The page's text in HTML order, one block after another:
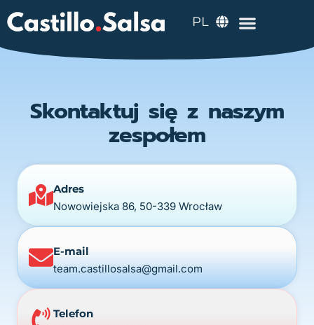
PL
Skontaktuj się z naszym
zespołem
Adres
Nowowiejska 86, 50-339 Wrocław
E-mail
team.castillosalsa@gmail.com
Telefon